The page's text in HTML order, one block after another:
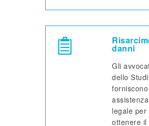
danni
Gli
dello
forniscono
assistenza
legale per
ottenere il